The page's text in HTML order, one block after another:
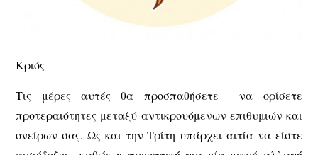
Κριός
Τις μέρες αυτές θα προσπαθήσετε να ορίσετε
προτεραιότητες μεταξύ αντικρουόμενων επιθυμιών και
ονείρων σας. Ως και την Τρίτη υπάρχει αιτία να είστε